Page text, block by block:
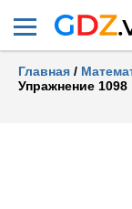
Главная /
Упражнение 1098